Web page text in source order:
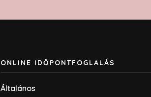
ONLINE IDŐPONTFOGLALÁS
Általános